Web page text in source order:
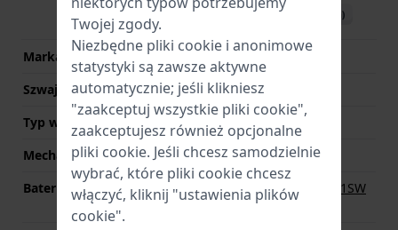
Pobierz instrukcję (English)
Marka Movement
Szwajcarski mechanizm
Nie
Typ wyświetlacza
Analogowy
Mechanizm
Kwarcowy
Bateria
Renata R364 364 / SR621SW
Twojej zgody.
Niezbędne pliki cookie i anonimowe
statystyki są zawsze aktywne
automatycznie; jeśli klikniesz
"zaakceptuj wszystkie pliki cookie",
zaakceptujesz również opcjonalne
pliki cookie. Jeśli chcesz samodzielnie
wybrać, które pliki cookie chcesz
włączyć, kliknij "ustawienia plików
cookie".